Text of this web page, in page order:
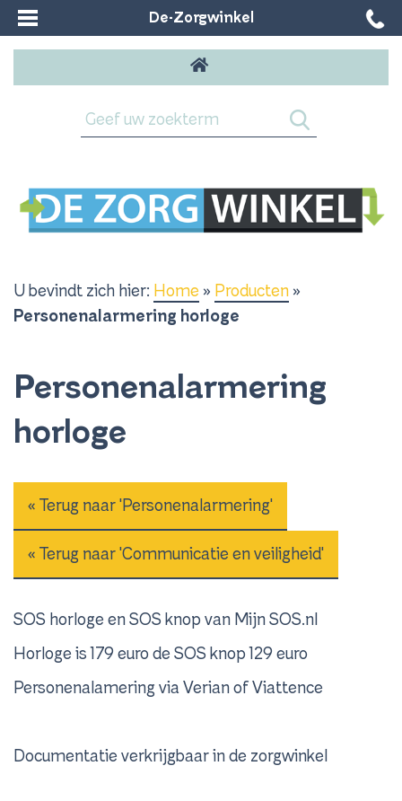
De-Zorgwinkel
U bevindt zich hier: Home » Producten »
Personenalarmering horloge
Personenalarmering
horloge
« Terug naar 'Personenalarmering'
« Terug naar 'Communicatie en veiligheid'
SOS horloge en SOS knop van Mijn SOS.nl
Horloge is 179 euro de SOS knop 129 euro
Personenalamering via Verian of Viattence
Documentatie verkrijgbaar in de zorgwinkel